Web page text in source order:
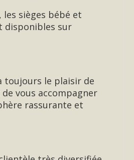
les sièges bébé et
disponibles sur
toujours le plaisir de
vous accompagner
rassurante et